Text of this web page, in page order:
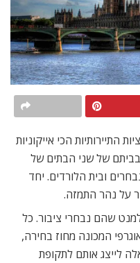
הכי אייקוניות
בביתם של שני הבתים של
ובית הלורדים. יחד
על נהר התמזה.
מ-650 חברי פרלמנט שהם נבחרי ציבור. כל
המכונה מחוז בחירה,
לייצג אותם לתקופת